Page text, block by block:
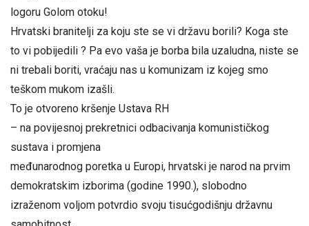
logoru Golom otoku!
Hrvatski branitelji za koju ste se vi državu borili? Koga ste
to vi pobijedili ? Pa evo vaša je borba bila uzaludna, niste se
ni trebali boriti, vraćaju nas u komunizam iz kojeg smo
teškom mukom izašli.
To je otvoreno kršenje Ustava RH
– na povijesnoj prekretnici odbacivanja komunističkog
sustava i promjena
međunarodnog poretka u Europi, hrvatski je narod na prvim
demokratskim izborima (godine 1990.), slobodno
izraženom voljom potvrdio svoju tisućgodišnju državnu